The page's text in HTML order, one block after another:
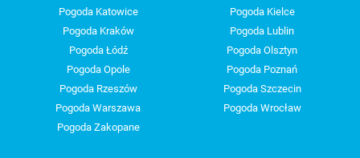
Pogoda Katowice
Pogoda Kielce
Pogoda Kraków
Pogoda Lublin
Pogoda Łódź
Pogoda Olsztyn
Pogoda Opole
Pogoda Poznań
Pogoda Rzeszów
Pogoda Szczecin
Pogoda Warszawa
Pogoda Wrocław
Pogoda Zakopane